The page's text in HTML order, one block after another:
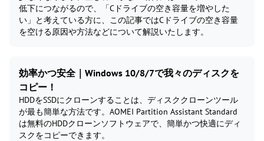
低下につながるので、「Cドライブの空き容量を増やした
い」と考えている方に、この記事ではCドライブの空き容量
を空ける原因や方法などについて解説いたします。
効率かつ安全｜Windows 10/8/7で我々のディスクを
コピー！
HDDをSSDにクローンすることは、ディスククローンツール
が最も簡単な方法です。AOMEI Partition Assistant Standard
は無料のHDDクローンソフトウェアで、簡単かつ快適にディ
スクをコピーできます。